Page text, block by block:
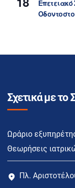
Σχετικά με το
Ωράριο
Θεωρήσεις
Πλ.